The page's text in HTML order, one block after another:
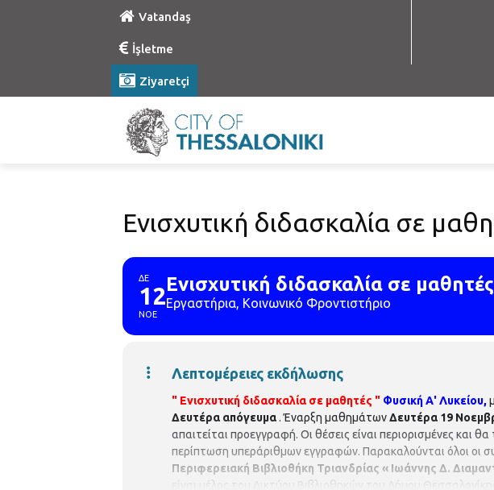
Vatandaş
İşletme
Ziyaretçi
Ενισχυτική διδασκαλία σε
ΔΕ
12
ΝΟΕ
Ενισχυτική διδασκαλία σε
Εργαστήρια, Κοινωνικό Φροντιστήριο
Λεπτομέρειες εκδήλωσης
" Ενισχυτική διδασκαλία σε μαθητές " Φυσική Α' Λυκείου,
Δευτέρα απόγευμα. Έναρξη μαθημάτωνΔευτέρα 19
απαιτείται προεγγραφή. Οι θέσεις είναι περιορισμένες και
περίπτωση υπεράριθμων εγγραφών. Παρακαλούνται όλοι οι
Περιφερειακή Βιβλιοθήκη Τριανδρίας « Ιωάννης Δ.
είναι μέλος του Δικτύου Βιβλιοθηκών του Δήμου Θεσσαλονίκης